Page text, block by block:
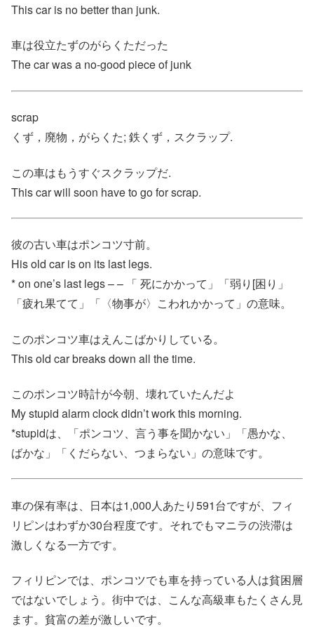
This car is no better than junk.
車は役立たずのがらくただった
The car was a no-good piece of junk
scrap
くず，廃物，がらくた; 鉄くず，スクラップ.
この車はもうすぐスクラップだ.
This car will soon have to go for scrap.
彼の古い車はポンコツ寸前。
His old car is on its last legs.
* on one’s last legs – – 「 死にかかって」「弱り[困り」
「疲れ果てて」「〈物事が〉こわれかかって」の意味。
このポンコツ車はえんこばかりしている。
This old car breaks down all the time.
このポンコツ時計が今朝、壊れていたんだよ
My stupid alarm clock didn’t work this morning.
*stupidは、「ポンコツ、言う事を聞かない」「愚かな、
ばかな」「くだらない、つまらない」の意味です。
車の保有率は、日本は1,000人あたり591台ですが、フィ
リピンはわずか30台程度です。それでもマニラの渋滞は
激しくなる一方です。
フィリピンでは、ポンコツでも車を持っている人は貧困層
ではないでしょう。街中では、こんな高級車もたくさん見
ます。貧富の差が激しいです。